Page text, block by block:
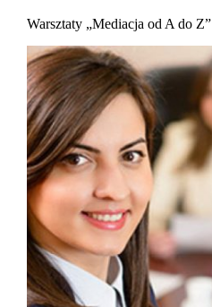
Warsztaty „Mediacja od A do Z”